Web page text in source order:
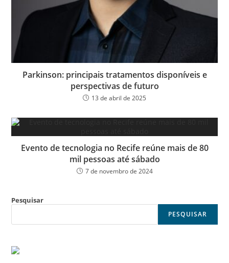
Parkinson: principais tratamentos disponíveis e
perspectivas de futuro
13 de abril de 2025
Evento de tecnologia no Recife reúne mais de 80
mil pessoas até sábado
7 de novembro de 2024
Pesquisar
PESQUISAR